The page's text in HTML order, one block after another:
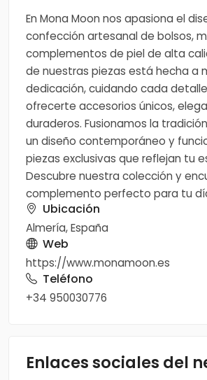
En Mona Moon nos apasiona el
confección artesanal de bolsos,
complementos de piel de alta
de nuestras piezas está hecha a
dedicación, cuidando cada
ofrecerte accesorios únicos,
duraderos. Fusionamos la
un diseño contemporáneo y
piezas exclusivas que reflejan tu
Descubre nuestra colección y
complemento perfecto para tu
Ubicación
Almería, España
Web
https://www.monamoon.es
Teléfono
+34 950030776
Enlaces sociales del